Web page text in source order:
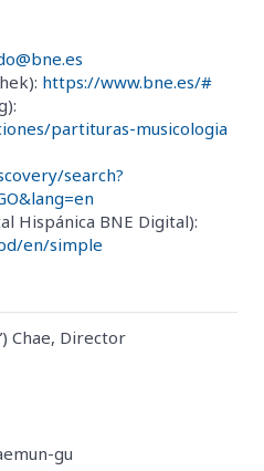
https://www.bne.es/#
partituras-musicologia
search?
Hispánica BNE Digital):
en/simple
Chae, Director
gu